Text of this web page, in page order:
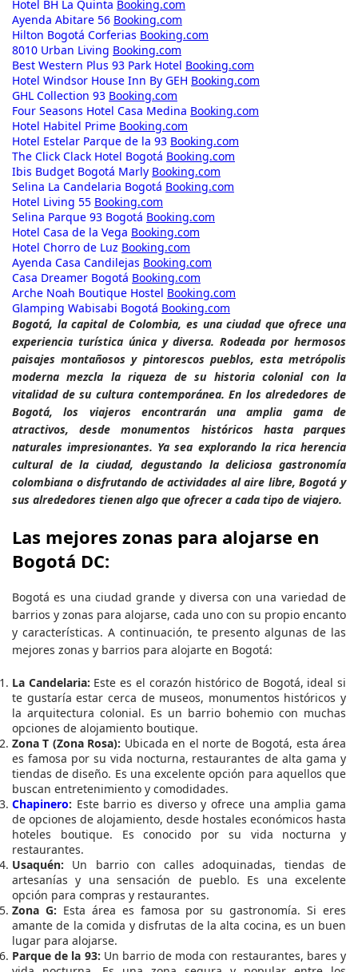
Hotel BH La Quinta Booking.com
Ayenda Abitare 56 Booking.com
Hilton Bogotá Corferias Booking.com
8010 Urban Living Booking.com
Best Western Plus 93 Park Hotel Booking.com
Hotel Windsor House Inn By GEH Booking.com
GHL Collection 93 Booking.com
Four Seasons Hotel Casa Medina Booking.com
Hotel Habitel Prime Booking.com
Hotel Estelar Parque de la 93 Booking.com
The Click Clack Hotel Bogotá Booking.com
Ibis Budget Bogotá Marly Booking.com
Selina La Candelaria Bogotá Booking.com
Hotel Living 55 Booking.com
Selina Parque 93 Bogotá Booking.com
Hotel Casa de la Vega Booking.com
Hotel Chorro de Luz Booking.com
Ayenda Casa Candilejas Booking.com
Casa Dreamer Bogotá Booking.com
Arche Noah Boutique Hostel Booking.com
Glamping Wabisabi Bogotá Booking.com
Bogotá, la capital de Colombia, es una ciudad que ofrece una
experiencia turística única y diversa. Rodeada por hermosos
paisajes montañosos y pintorescos pueblos, esta metrópolis
moderna mezcla la riqueza de su historia colonial con la
vitalidad de su cultura contemporánea. En los alrededores de
Bogotá, los viajeros encontrarán una amplia gama de
atractivos, desde monumentos históricos hasta parques
naturales impresionantes. Ya sea explorando la rica herencia
cultural de la ciudad, degustando la deliciosa gastronomía
colombiana o disfrutando de actividades al aire libre, Bogotá y
sus alrededores tienen algo que ofrecer a cada tipo de viajero.
Las mejores zonas para alojarse en
Bogotá DC:
Bogotá es una ciudad grande y diversa con una variedad de
barrios y zonas para alojarse, cada uno con su propio encanto
y características. A continuación, te presento algunas de las
mejores zonas y barrios para alojarte en Bogotá:
La Candelaria: Este es el corazón histórico de Bogotá, ideal si
te gustaría estar cerca de museos, monumentos históricos y
la arquitectura colonial. Es un barrio bohemio con muchas
opciones de alojamiento boutique.
Zona T (Zona Rosa): Ubicada en el norte de Bogotá, esta área
es famosa por su vida nocturna, restaurantes de alta gama y
tiendas de diseño. Es una excelente opción para aquellos que
buscan entretenimiento y comodidades.
Chapinero: Este barrio es diverso y ofrece una amplia gama
de opciones de alojamiento, desde hostales económicos hasta
hoteles boutique. Es conocido por su vida nocturna y
restaurantes.
Usaquén: Un barrio con calles adoquinadas, tiendas de
artesanías y una sensación de pueblo. Es una excelente
opción para compras y restaurantes.
Zona G: Esta área es famosa por su gastronomía. Si eres
amante de la comida y disfrutas de la alta cocina, es un buen
lugar para alojarse.
Parque de la 93: Un barrio de moda con restaurantes, bares y